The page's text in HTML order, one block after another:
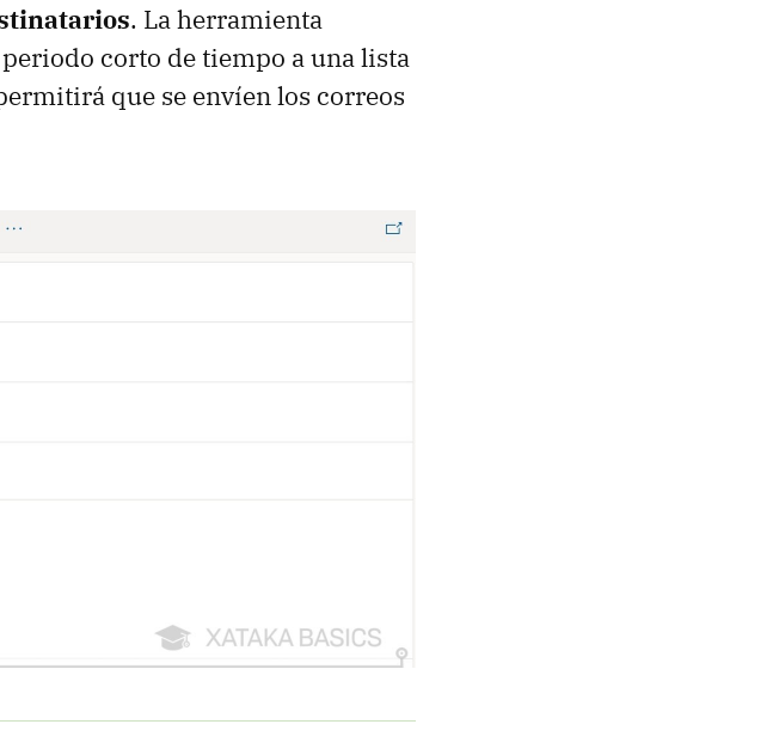
. La herramienta
corto de tiempo a una lista
que se envíen los correos